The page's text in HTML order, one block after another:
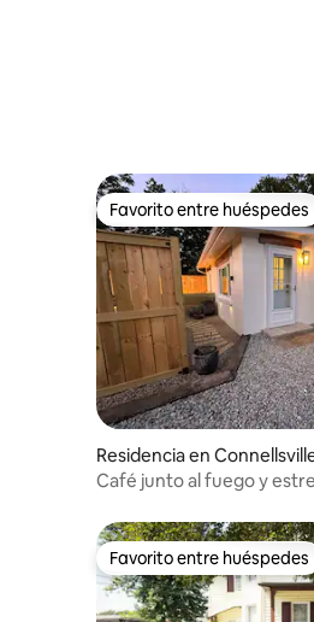
Favorito entre huéspedes
Favorito entre huéspedes
Residencia en
Café junto al fuego y
Favorito entre huéspedes
Favorito entre huéspedes